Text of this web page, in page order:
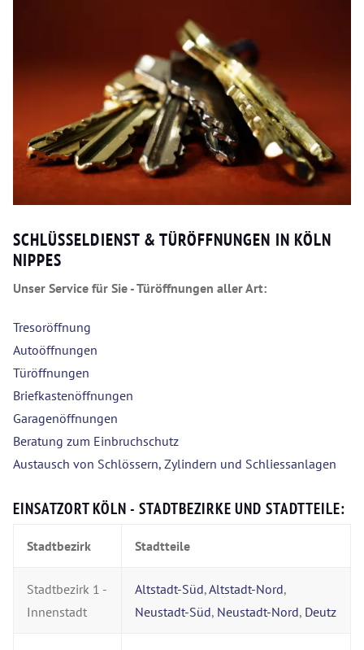
SCHLÜSSELDIENST & TÜRÖFFNUNGEN IN KÖLN
NIPPES
Unser Service für Sie - Türöffnungen aller Art:
Tresoröffnung
Autoöffnungen
Türöffnungen
Briefkastenöffnungen
Garagenöffnungen
Beratung zum Einbruchschutz
Austausch von Schlössern, Zylindern und Schliessanlagen
EINSATZORT KÖLN - STADTBEZIRKE UND STADTTEILE:
Stadtbezirk Stadtteile
Stadtbezirk 1 -
Innenstadt
Altstadt-Süd,Altstadt-Nord,
Neustadt-Süd, Neustadt-Nord, Deutz